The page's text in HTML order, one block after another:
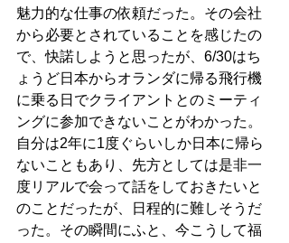
魅力的な仕事の依頼だった。その会社
から必要とされていることを感じたの
で、快諾しようと思ったが、6/30はち
ょうど日本からオランダに帰る飛行機
に乗る日でクライアントとのミーティ
ングに参加できないことがわかった。
自分は2年に1度ぐらいしか日本に帰ら
ないこともあり、先方としては是非一
度リアルで会って話をしておきたいと
のことだったが、日程的に難しそうだ
った。その瞬間にふと、今こうして福